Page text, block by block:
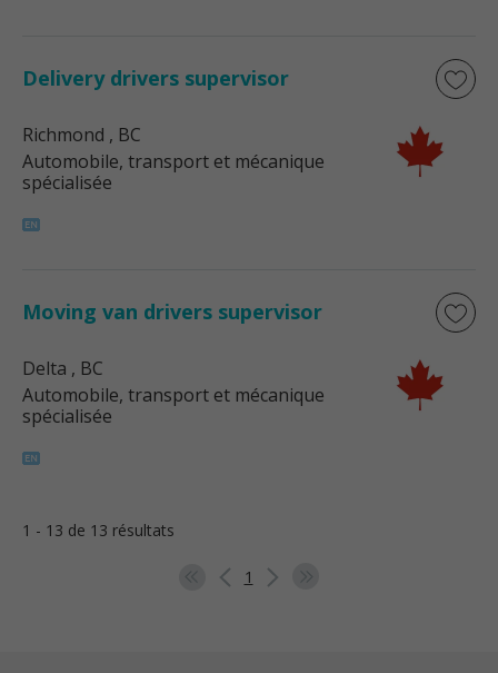
Delivery drivers supervisor
Richmond , BC
Automobile, transport et mécanique
spécialisée
Moving van drivers supervisor
Delta , BC
Automobile, transport et mécanique
spécialisée
1 - 13 de 13 résultats
1